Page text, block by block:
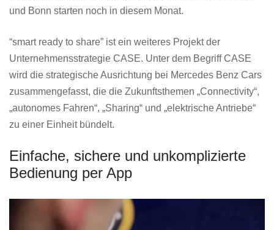
und Bonn starten noch in diesem Monat.
“smart ready to share” ist ein weiteres Projekt der
Unternehmensstrategie CASE. Unter dem Begriff CASE
wird die strategische Ausrichtung bei Mercedes Benz Cars
zusammengefasst, die die Zukunftsthemen „Connectivity“,
„autonomes Fahren“, „Sharing“ und „elektrische Antriebe“
zu einer Einheit bündelt.
Einfache, sichere und unkomplizierte
Bedienung per App